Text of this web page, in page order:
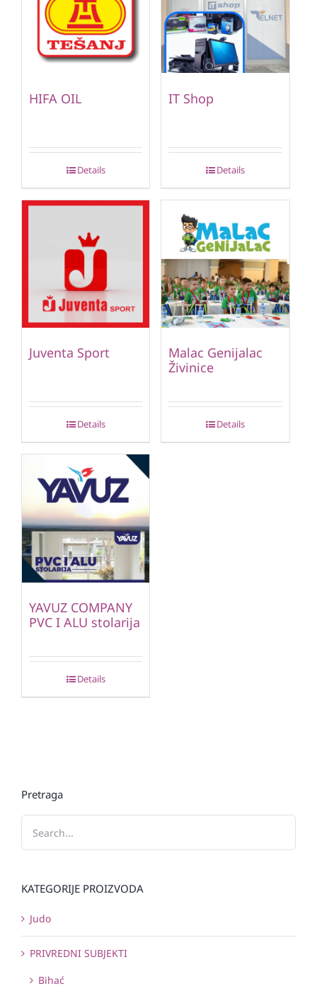
HIFA OIL
Details
IT Shop
Details
Juventa Sport
Details
Malac Genijalac
Živinice
Details
YAVUZ COMPANY
PVC I ALU stolarija
Details
Pretraga
KATEGORIJE PROIZVODA
Judo
PRIVREDNI SUBJEKTI
Bihać